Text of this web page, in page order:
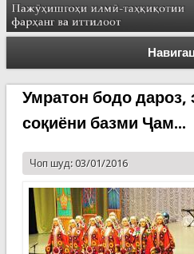
Умратон бодо дароз,
соқиёни базми Ҷам...
Чоп шуд: 03/01/2016